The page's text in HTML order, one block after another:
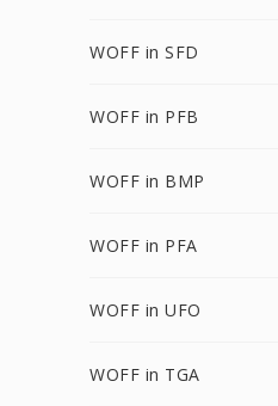
WOFF in SFD
WOFF in PFB
WOFF in BMP
WOFF in PFA
WOFF in UFO
WOFF in TGA